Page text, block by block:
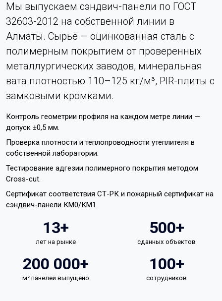
Мы выпускаем сэндвич-панели по ГОСТ
32603-2012 на собственной линии в
Алматы. Сырьё — оцинкованная сталь с
полимерным покрытием от проверенных
металлургических заводов, минеральная
вата плотностью 110–125 кг/м³, PIR-плиты с
замковыми кромками.
Контроль геометрии профиля на каждом метре линии —
допуск ±0,5 мм.
Проверка плотности и теплопроводности утеплителя в
собственной лаборатории.
Тестирование адгезии полимерного покрытия методом
Cross-cut.
Сертификат соответствия СТ-РК и пожарный сертификат на
сэндвич-панели КМ0/КМ1.
13+
лет на рынке
500+
сданных объектов
200 000+
м² панелей выпущено
100+
сотрудников